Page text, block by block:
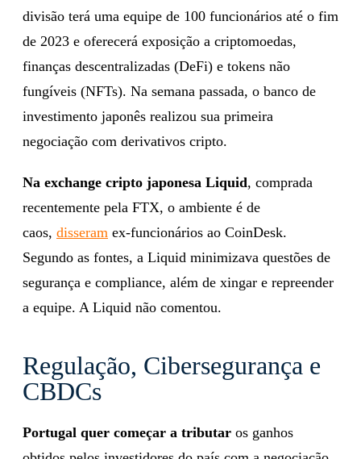
divisão terá uma equipe de 100 funcionários até o fim
de 2023 e oferecerá exposição a criptomoedas,
finanças descentralizadas (DeFi) e tokens não
fungíveis (NFTs). Na semana passada, o banco de
investimento japonês realizou sua primeira
negociação com derivativos cripto.
Na exchange cripto japonesa Liquid, comprada
recentemente pela FTX, o ambiente é de
caos, disseram ex-funcionários ao CoinDesk.
Segundo as fontes, a Liquid minimizava questões de
segurança e compliance, além de xingar e repreender
a equipe. A Liquid não comentou.
Regulação, Cibersegurança e
CBDCs
Portugal quer começar a tributar os ganhos